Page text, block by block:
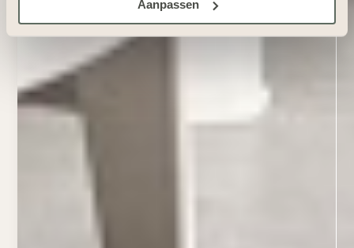
Aanpassen